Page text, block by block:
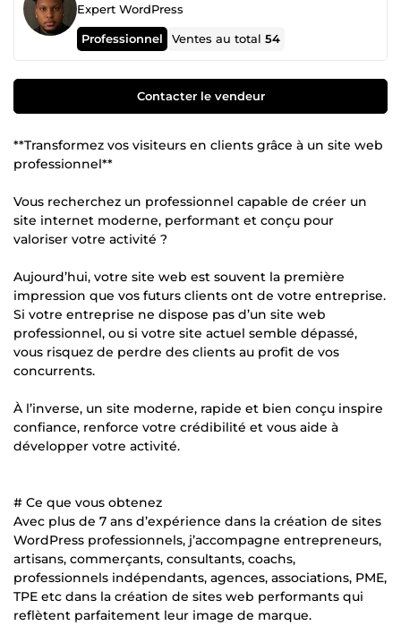
Expert WordPress
Professionnel Ventes au total54
Contacter le vendeur
**Transformez vos visiteurs en clients grâce à un site web
professionnel**
Vous recherchez un professionnel capable de créer un
site internet moderne, performant et conçu pour
valoriser votre activité ?
Aujourd’hui, votre site web est souvent la première
impression que vos futurs clients ont de votre entreprise.
Si votre entreprise ne dispose pas d’un site web
professionnel, ou si votre site actuel semble dépassé,
vous risquez de perdre des clients au profit de vos
concurrents.
À l’inverse, un site moderne, rapide et bien conçu inspire
confiance, renforce votre crédibilité et vous aide à
développer votre activité.
# Ce que vous obtenez
Avec plus de 7 ans d’expérience dans la création de sites
WordPress professionnels, j’accompagne entrepreneurs,
artisans, commerçants, consultants, coachs,
professionnels indépendants, agences, associations, PME,
TPE etc dans la création de sites web performants qui
reflètent parfaitement leur image de marque.